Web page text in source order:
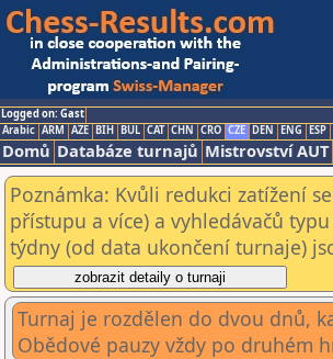
Logged on: Gast
Arabic ARM AZE BIH BUL CAT CHN CRO CZE DEN ENG ESP
Domů Databáze turnajů Mistrovství AUT
Poznámka: Kvůli redukci zatížení
přístupu a více) a vyhledávačů
týdny (od data ukončení turnaje)
Turnaj je rozdělen do dvou dnů,
Obědové pauzy vždy po druhém